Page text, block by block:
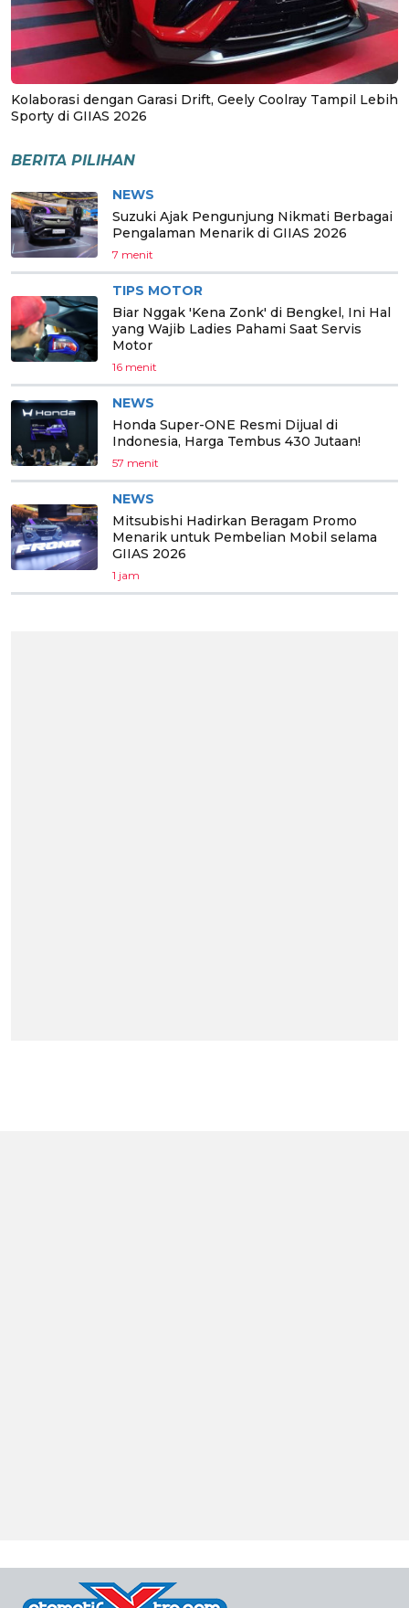
Kolaborasi dengan Garasi Drift, Geely Coolray Tampil Lebih
Sporty di GIIAS 2026
BERITA PILIHAN
NEWS
Suzuki Ajak Pengunjung Nikmati Berbagai
Pengalaman Menarik di GIIAS 2026
7 menit
TIPS MOTOR
Biar Nggak 'Kena Zonk' di Bengkel, Ini Hal
yang Wajib Ladies Pahami Saat Servis
Motor
16 menit
NEWS
Honda Super-ONE Resmi Dijual di
Indonesia, Harga Tembus 430 Jutaan!
57 menit
NEWS
Mitsubishi Hadirkan Beragam Promo
Menarik untuk Pembelian Mobil selama
GIIAS 2026
1 jam